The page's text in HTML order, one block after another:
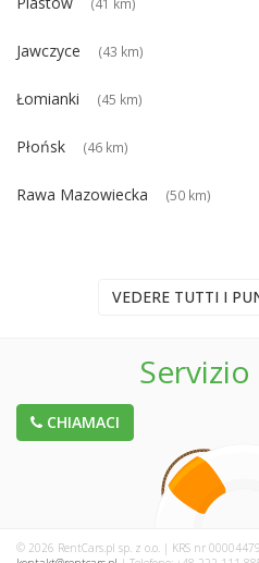
Jawczyce (43 km)
Łomianki (45 km)
Płońsk (46 km)
Rawa Mazowiecka (50 km)
VEDERE TUTTI I
CHIAMACI
© 2026 RentCars.pl sp. z o.o. | KRS nr